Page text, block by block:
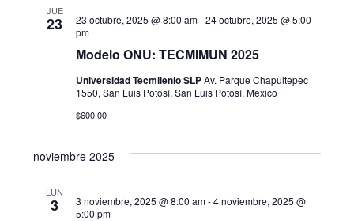
d
E
t
JUE
23
Modelo ONU: TECMIMUN 2025
23 octubre, 2025 @ 8:00 am-24 octubre, 2025 @ 5:00
pm
Universidad Tecmilenio SLPAv. Parque Chapultepec
1550, San Luis Potosí, San Luis Potosí, Mexico
$600.00
noviembre 2025
LUN
3 3 noviembre, 2025 @ 8:00 am-4 noviembre, 2025 @
5:00 pm